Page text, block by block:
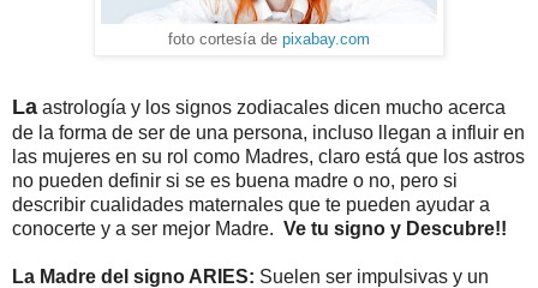
foto cortesía de pixabay.com
La astrología y los signos zodiacales dicen mucho acerca
de la forma de ser de una persona, incluso llegan a influir en
las mujeres en su rol como Madres, claro está que los astros
no pueden definir si se es buena madre o no, pero si
describir cualidades maternales que te pueden ayudar a
conocerte y a ser mejor Madre. Ve tu signo y Descubre!!
La Madre del signo ARIES: Suelen ser impulsivas y un